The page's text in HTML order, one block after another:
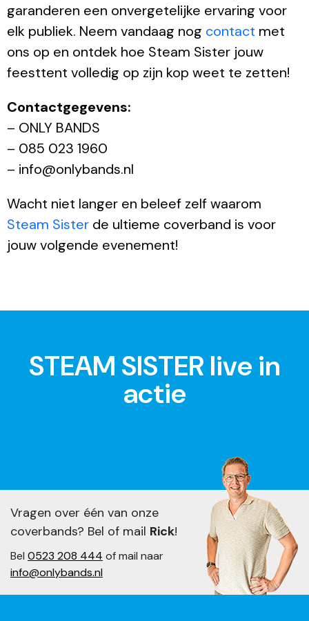
garanderen een onvergetelijke ervaring voor
elk publiek. Neem vandaag nog contact met
ons op en ontdek hoe Steam Sister jouw
feesttent volledig op zijn kop weet te zetten!
Contactgegevens:
– ONLY BANDS
– 085 023 1960
– info@onlybands.nl
Wacht niet langer en beleef zelf waarom
Steam Sister de ultieme coverband is voor
jouw volgende evenement!
STEAM SISTER live in
actie
Vragen over één van onze
coverbands? Bel of mail Rick!
Bel 0523 208 444 of mail naar
info@onlybands.nl